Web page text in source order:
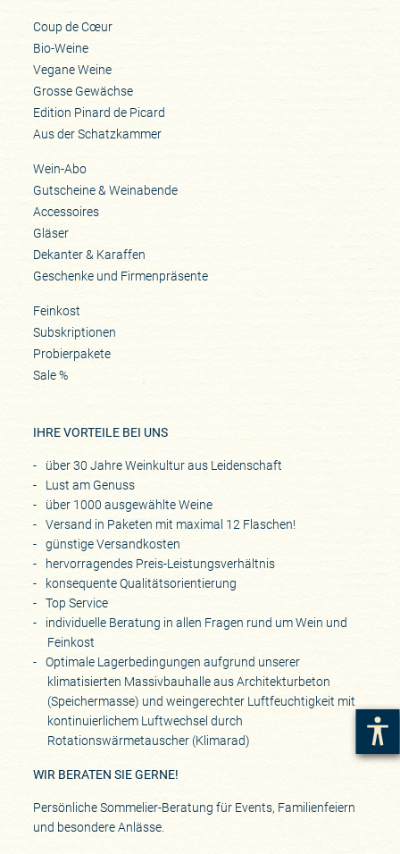
Coup de Cœur
Bio-Weine
Vegane Weine
Grosse Gewächse
Edition Pinard de Picard
Aus der Schatzkammer
Wein-Abo
Gutscheine & Weinabende
Accessoires
Gläser
Dekanter & Karaffen
Geschenke und Firmenpräsente
Feinkost
Subskriptionen
Probierpakete
Sale %
IHRE VORTEILE BEI UNS
über 30 Jahre Weinkultur aus Leidenschaft
Lust am Genuss
über 1000 ausgewählte Weine
Versand in Paketen mit maximal 12 Flaschen!
günstige Versandkosten
hervorragendes Preis-Leistungsverhältnis
konsequente Qualitätsorientierung
Top Service
individuelle Beratung in allen Fragen rund um Wein und
Feinkost
Optimale Lagerbedingungen aufgrund unserer
klimatisierten Massivbauhalle aus Architekturbeton
(Speichermasse) und weingerechter Luftfeuchtigkeit mit
kontinuierlichem Luftwechsel durch
Rotationswärmetauscher (Klimarad)
WIR BERATEN SIE GERNE!
Persönliche Sommelier-Beratung für Events, Familienfeiern
und besondere Anlässe.